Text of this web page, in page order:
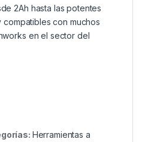
2Ah hasta las potentes
compatibles con muchos
en el sector del
Herramientas a